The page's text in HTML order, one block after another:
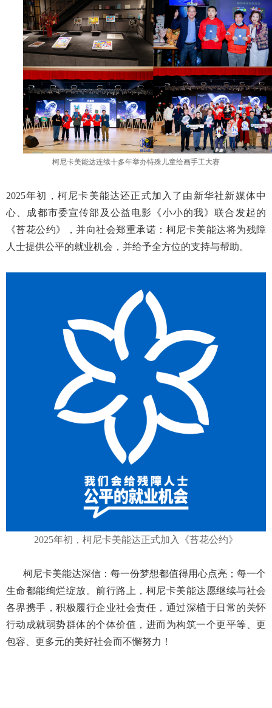
柯尼卡美能达连续十多年举办特殊儿童绘画手工大赛
2025年初，柯尼卡美能达还正式加入了由新华社新媒体中
心、成都市委宣传部及公益电影《小小的我》联合发起的
《苔花公约》，并向社会郑重承诺：柯尼卡美能达将为残障
人士提供公平的就业机会，并给予全方位的支持与帮助。
2025年初，柯尼卡美能达正式加入《苔花公约》
柯尼卡美能达深信：每一份梦想都值得用心点亮；每一个
生命都能绚烂绽放。前行路上，柯尼卡美能达愿继续与社会
各界携手，积极履行企业社会责任，通过深植于日常的关怀
行动成就弱势群体的个体价值，进而为构筑一个更平等、更
包容、更多元的美好社会而不懈努力！